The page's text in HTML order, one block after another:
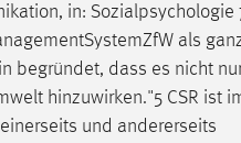
in: Sozialpsychologie
als
begründet, dass es nicht
hinzuwirken."5 CSR ist
und andererseits